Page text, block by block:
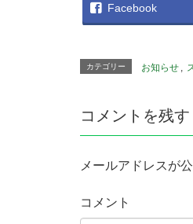
Facebook
カテゴリー お知らせ
コメントを残す
メールアドレスが
コメント